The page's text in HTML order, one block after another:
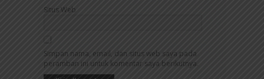
Situs Web
Simpan nama, email, dan situs web saya pada
peramban ini untuk komentar saya berikutnya.